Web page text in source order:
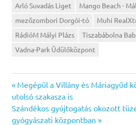
Arló Suvadás Liget
Mango Beach -
mezőzombori Dorgói-tó
Muhi
RádióM Mályi Plázs
Tiszabábolna
Vadna-Park Üdülőközpont
Bejegyzés
navigáció
Previous
Post:
Megépül a Villány és Máriagyűd
utolsó szakasza is
Next
Post:
Szándékos gyújtogatás okozott
gyógyászati központban